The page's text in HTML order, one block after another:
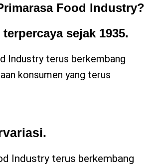
Food Industry?
sejak 1935.
Industry terus berkembang
konsumen yang terus
Industry terus berkembang